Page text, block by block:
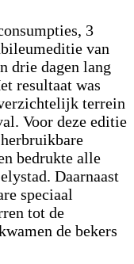
3
van
drie dagen lang
resultaat was
terrein
Voor deze editie
bedrukte alle
Daarnaast
speciaal
tot de
de bekers